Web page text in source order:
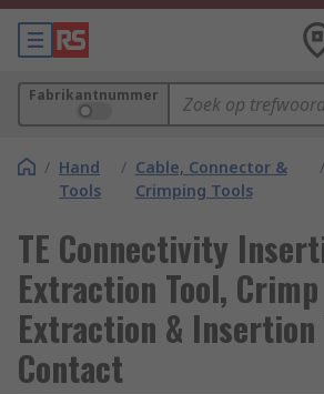
Fabrikantnummer
/ Hand
Tools
/ Cable, Connector &
Crimping Tools
/
TE Connectivity
Extraction Tool,
Extraction & Insertion
Contact